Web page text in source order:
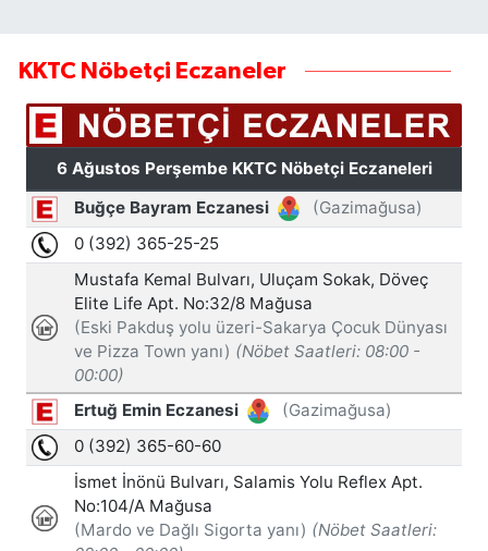
KKTC Nöbetçi Eczaneler